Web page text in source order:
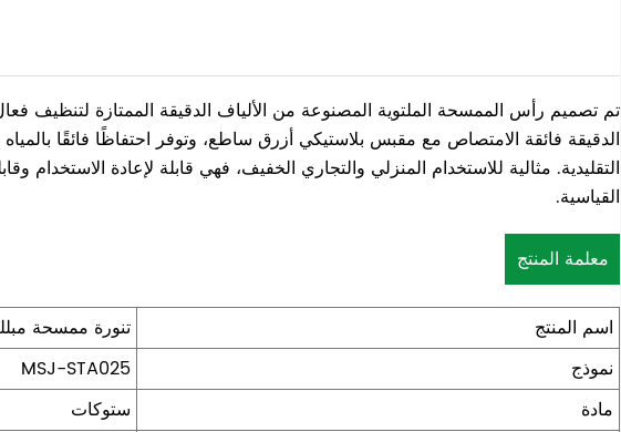
تم تصميم رأس الممسحة الملتوية المصنوعة من الألياف الدقيقة الممتازة
الدقيقة فائقة الامتصاص مع مقبس بلاستيكي أزرق ساطع، وتوفر احتفاظًا فائقًا
التقليدية. مثالية للاستخدام المنزلي والتجاري الخفيف، فهي قابلة لإعادة
القياسية.
معلمة المنتج
اسم المنتج
تنورة ممسحة
نموذج
MSJ-STA025
مادة
ستوكات